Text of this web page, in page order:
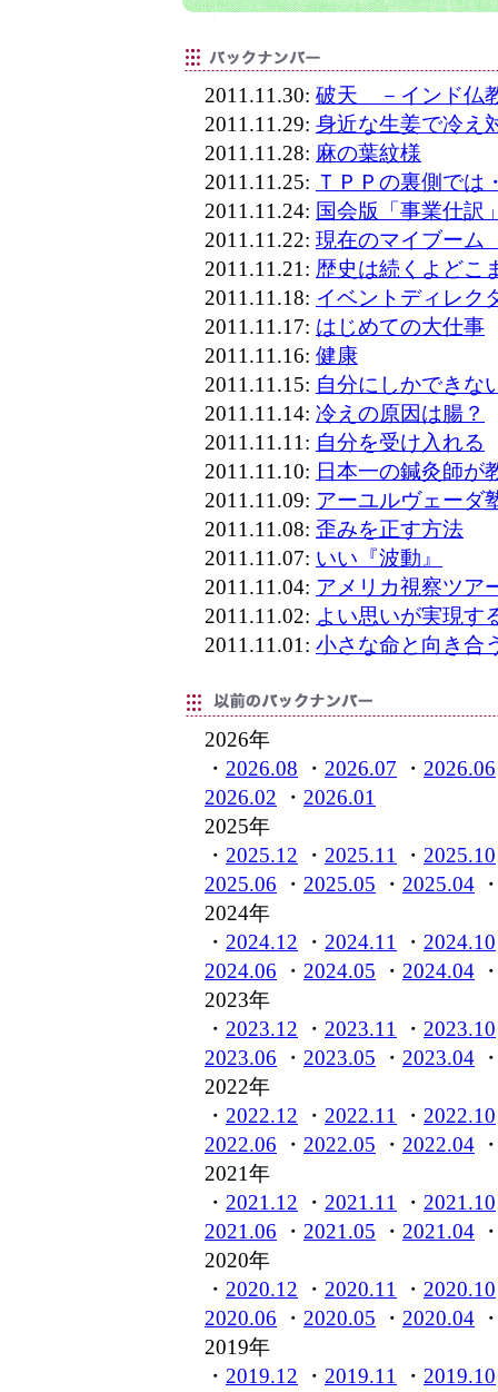
2011.11.30: 破天 －インド仏
2011.11.29: 身近な生姜で冷え
2011.11.28: 麻の葉紋様
2011.11.25: ＴＰＰの裏側では
2011.11.24: 国会版「事業仕訳
2011.11.22: 現在のマイブー
2011.11.21: 歴史は続くよどこ
2011.11.18: イベントディレク
2011.11.17: はじめての大仕事
2011.11.16: 健康
2011.11.15: 自分にしかできな
2011.11.14: 冷えの原因は腸？
2011.11.11: 自分を受け入れる
2011.11.10: 日本一の鍼灸師が
2011.11.09: アーユルヴェーダ
2011.11.08: 歪みを正す方法
2011.11.07: いい『波動』
2011.11.04: アメリカ視察ツア
2011.11.02: よい思いが実現す
2011.11.01: 小さな命と向き合
2026年
・ 2026.08 ・ 2026.07 ・ 2026.06
2026.02 ・ 2026.01
2025年
・ 2025.12 ・ 2025.11 ・ 2025.10
2025.06 ・ 2025.05 ・ 2025.04
2024年
・ 2024.12 ・ 2024.11 ・ 2024.10
2024.06 ・ 2024.05 ・ 2024.04
2023年
・ 2023.12 ・ 2023.11 ・ 2023.10
2023.06 ・ 2023.05 ・ 2023.04
2022年
・ 2022.12 ・ 2022.11 ・ 2022.10
2022.06 ・ 2022.05 ・ 2022.04
2021年
・ 2021.12 ・ 2021.11 ・ 2021.10
2021.06 ・ 2021.05 ・ 2021.04
2020年
・ 2020.12 ・ 2020.11 ・ 2020.10
2020.06 ・ 2020.05 ・ 2020.04
2019年
・ 2019.12 ・ 2019.11 ・ 2019.10